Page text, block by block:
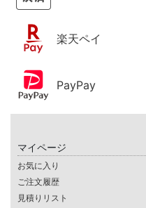
楽天ペイ
PayPay
マイページ
お気に入り
ご注文履歴
見積りリスト